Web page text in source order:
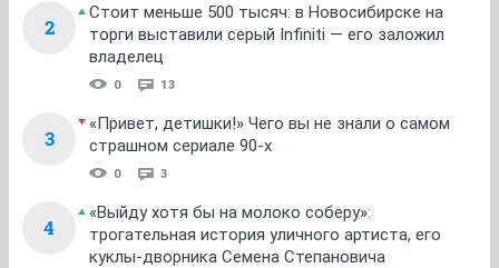
2
Стоит меньше 500 тысяч: в Новосибирске на
торги выставили серый Infiniti — его заложил
владелец
0 13
3
«Привет, детишки!» Чего вы не знали о самом
страшном сериале 90-х
0 3
4
«Выйду хотя бы на молоко соберу»:
трогательная история уличного артиста, его
куклы-дворника Семена Степановича